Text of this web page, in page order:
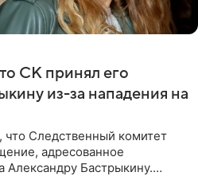
СК принял его
из-за нападения на
Следственный комитет
адресованное
Александру Бастрыкину.